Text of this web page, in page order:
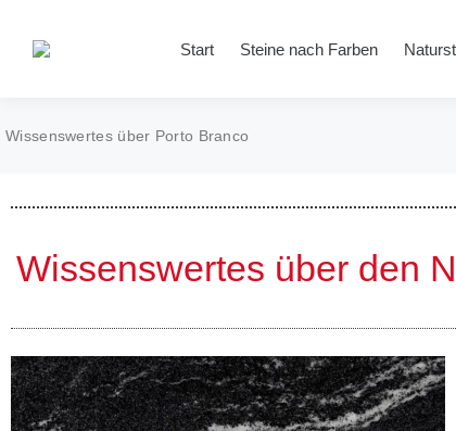
Start Steine nach Farben
Wissenswertes über Porto Branco
Wissenswertes über den